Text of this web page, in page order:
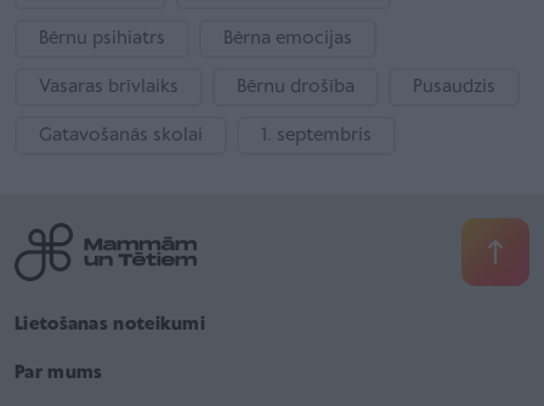
Bērnu psihiatrs Bērna emocijas
Vasaras brīvlaiks Bērnu drošība Pusaudzis
Gatavošanās skolai 1. septembris
Lietošanas noteikumi
Par mums